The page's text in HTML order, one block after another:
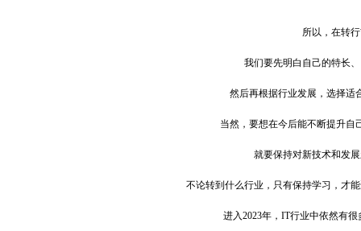
所以，在转
我们要先明白自己的特长
然后再根据行业发展，选择适
当然，要想在今后能不断提升自
就要保持对新技术和发
不论转到什么行业，只有保持学习，才
进入2023年，IT行业中依然有